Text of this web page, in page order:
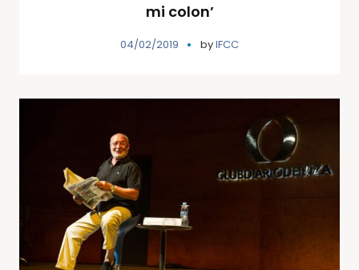
mi colon’
04/02/2019 byIFCC